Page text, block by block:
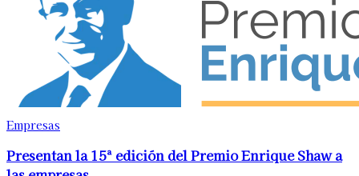
Empresas
Presentan la 15ª edición del Premio Enrique Shaw a